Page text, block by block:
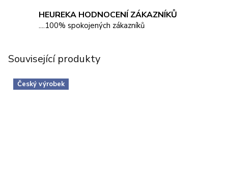
HEUREKA HODNOCENÍ ZÁKAZNÍKŮ
....100% spokojených zákazníků
Související produkty
Český výrobek